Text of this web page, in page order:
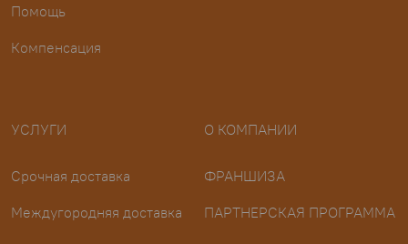
Помощь
Компенсация
УСЛУГИ
Срочная доставка
Междугородняя доставка
О КОМПАНИИ
ФРАНШИЗА
ПАРТНЕРСКАЯ ПРОГРАММА